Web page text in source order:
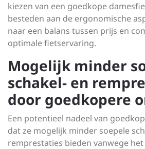
kiezen van een goedkope
besteden aan de ergonomische
naar een balans tussen prijs en
optimale fietservaring.
Mogelijk minder
schakel- en
door goedkopere
Een potentieel nadeel van
dat ze mogelijk minder soepele
remprestaties bieden vanwege